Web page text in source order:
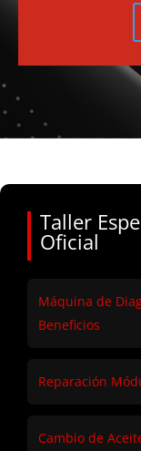
Taller
Oficial
Máquina de
Beneficios
Reparación
Cambio de